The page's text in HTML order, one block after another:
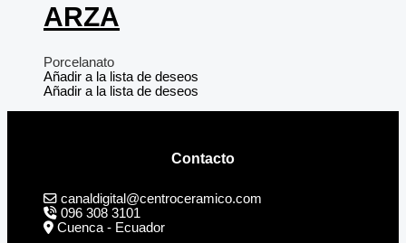
ARZA
Porcelanato
Añadir a la lista de deseos
Añadir a la lista de deseos
Contacto
canaldigital@centroceramico.com
096 308 3101
Cuenca - Ecuador